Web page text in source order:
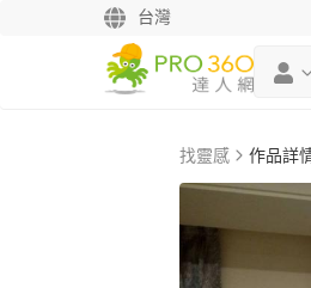
台灣
找靈感 作品詳